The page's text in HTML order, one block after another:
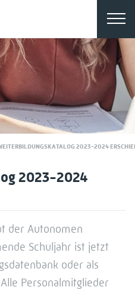
2023-2024
2023-2024
der Autonomen
Schuljahr ist jetzt
oder als
Personalmitglieder